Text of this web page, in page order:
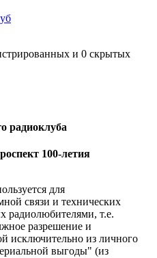
и 0 скрытых
радиоклуба
100-летия
для
связи и технических
радиолюбителями, т.е.
разрешение и
исключительно из личного
выгоды" (из